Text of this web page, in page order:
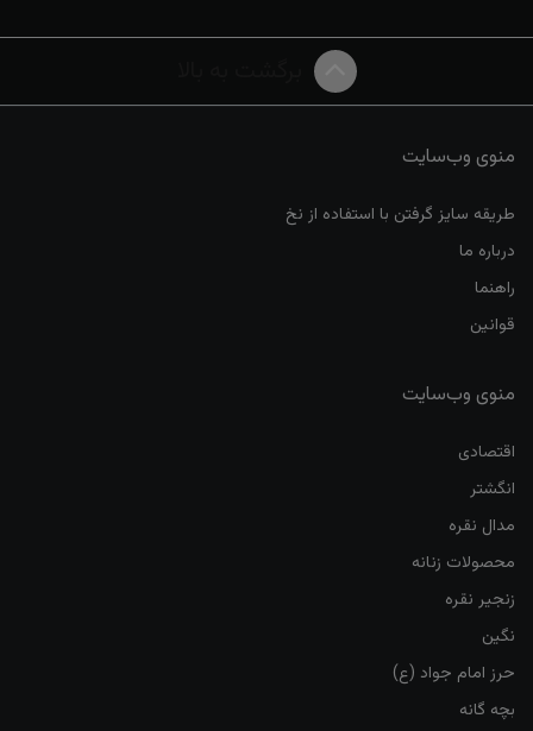
منوی وب‌سایت
طریقه سایز گرفتن با استفاده از نخ
درباره ما
راهنما
قوانین
منوی وب‌سایت
اقتصادی
انگشتر
مدال نقره
محصولات زنانه
زنجیر نقره
نگین
حرز امام جواد (ع)
بچه گانه